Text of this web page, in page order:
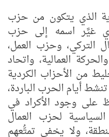
الذي يتكون من حزب
غيَّر اسمه إلى حزب
التركي، وحزب العمل،
العمالية، واتحاد
من الأحزاب الكردية
أيام الحرب الباردة،
على وجود الأكراد في
السياسية لحزب العمال
ولا يخفى تمتُّعهم